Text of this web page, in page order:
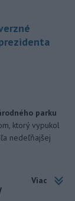
parku
ktorý vypukol
nedeľňajšej
Viac